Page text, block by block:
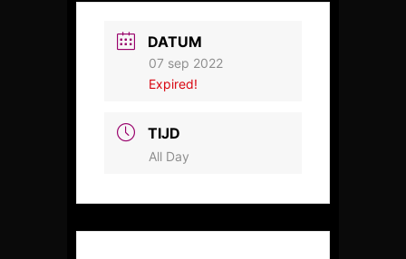
DATUM
07 sep 2022
Expired!
TIJD
All Day